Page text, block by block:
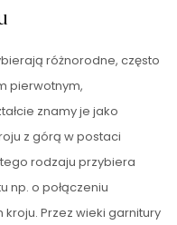
różnorodne, często
pierwotnym,
znamy je jako
z górą w postaci
tego rodzaju przybiera
np. o połączeniu
Przez wieki garnitury